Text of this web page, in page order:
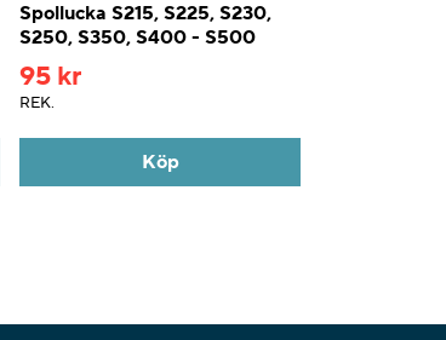
Spollucka S215, S225, S230,
S250, S350, S400 - S500
95 kr
REK.
Köp